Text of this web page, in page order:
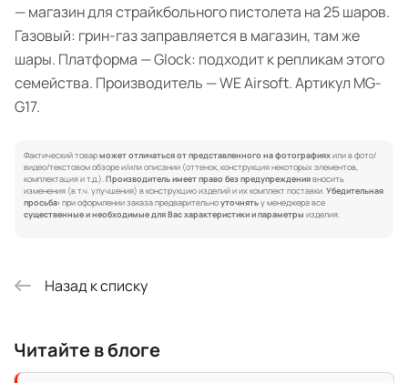
— магазин для страйкбольного пистолета на 25 шаров.
Газовый: грин-газ заправляется в магазин, там же
шары. Платформа — Glock: подходит к репликам этого
семейства. Производитель — WE Airsoft. Артикул MG-
G17.
Фактический товарможет отличаться от представленного на фотографияхили в фото/
видео/текстовом обзоре и/или описании (оттенок, конструкция некоторых элементов,
комплектация и т.д.).Производитель имеет право без предупреждениявносить
изменения (в т.ч. улучшения) в конструкцию изделий и их комплект поставки.Убедительная
просьба: при оформлении заказа предварительноуточнятьу менеджера все
существенные и необходимые для Вас характеристики и параметры изделия.
Назад к списку
Читайте в блоге